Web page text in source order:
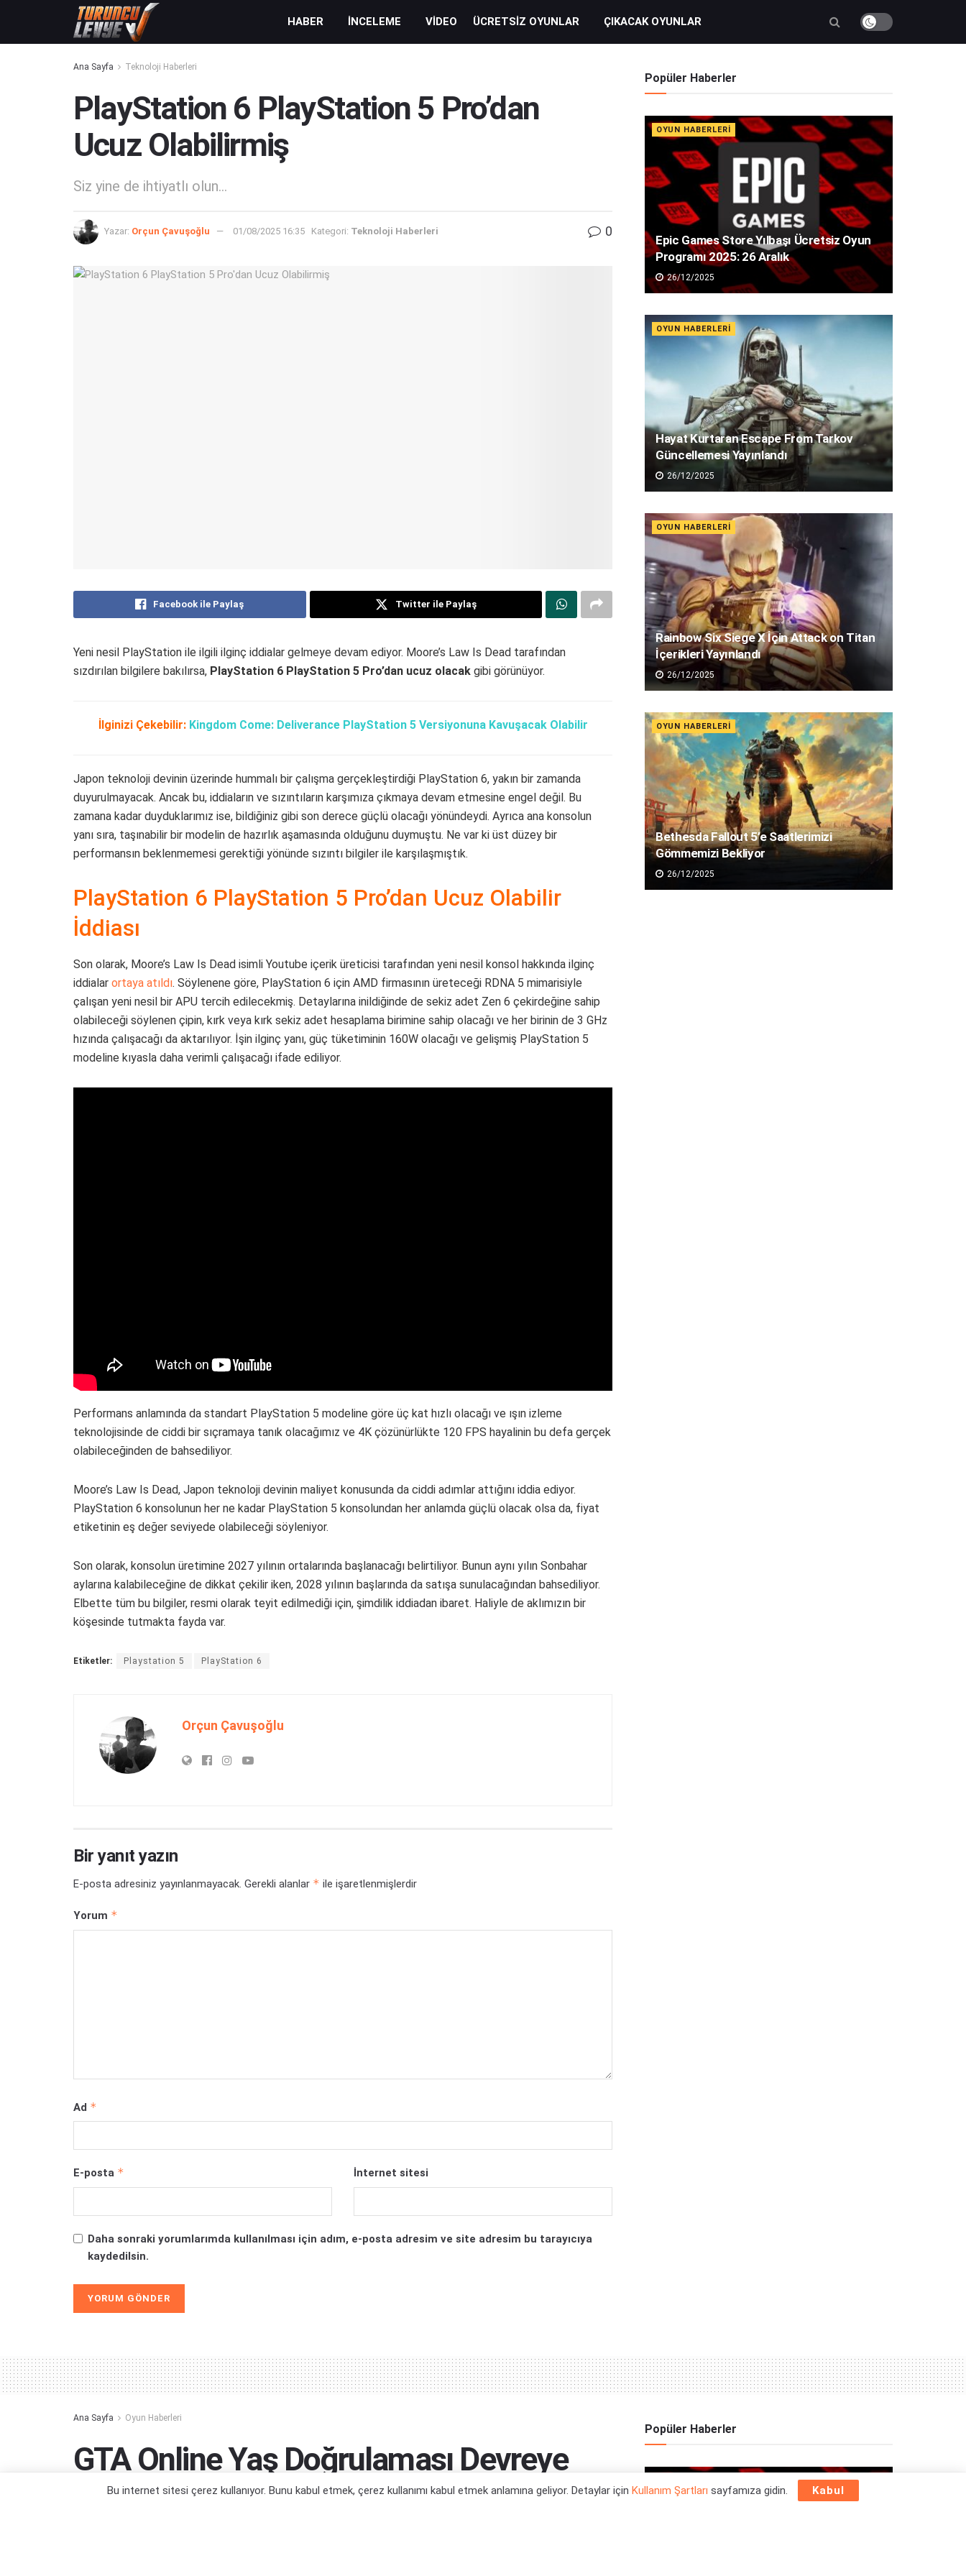
HABER İNCELEME VIDEO ÜCRETSIZ OYUNLAR ÇIKACAK OYUNLAR
Ana Sayfa Teknoloji Haberleri
PlayStation 6 PlayStation 5 Pro’dan
Ucuz Olabilirmiş
Siz yine de ihtiyatlı olun...
Yazar: Orçun Çavuşoğlu 01/08/2025 16:35 Kategori: Teknoloji Haberleri 0
Facebook ile Paylaş Twitter ile Paylaş
Yeni nesil PlayStation ile ilgili ilginç iddialar gelmeye devam ediyor. Moore’s Law Is Dead tarafından
sızdırılan bilgilere bakılırsa, PlayStation 6 PlayStation 5 Pro’dan ucuz olacak gibi görünüyor.
İlginizi Çekebilir: Kingdom Come: Deliverance PlayStation 5 Versiyonuna Kavuşacak Olabilir
Japon teknoloji devinin üzerinde hummalı bir çalışma gerçekleştirdiği PlayStation 6, yakın bir zamanda
duyurulmayacak. Ancak bu, iddiaların ve sızıntıların karşımıza çıkmaya devam etmesine engel değil. Bu
zamana kadar duyduklarımız ise, bildiğiniz gibi son derece güçlü olacağı yönündeydi. Ayrıca ana konsolun
yanı sıra, taşınabilir bir modelin de hazırlık aşamasında olduğunu duymuştu. Ne var ki üst düzey bir
performansın beklenmemesi gerektiği yönünde sızıntı bilgiler ile karşılaşmıştık.
PlayStation 6 PlayStation 5 Pro’dan Ucuz Olabilir
İddiası
Son olarak, Moore’s Law Is Dead isimli Youtube içerik üreticisi tarafından yeni nesil konsol hakkında ilginç
iddialar ortaya atıldı. Söylenene göre, PlayStation 6 için AMD firmasının üreteceği RDNA 5 mimarisiyle
çalışan yeni nesil bir APU tercih edilecekmiş. Detaylarına inildiğinde de sekiz adet Zen 6 çekirdeğine sahip
olabileceği söylenen çipin, kırk veya kırk sekiz adet hesaplama birimine sahip olacağı ve her birinin de 3 GHz
hızında çalışacağı da aktarılıyor. İşin ilginç yanı, güç tüketiminin 160W olacağı ve gelişmiş PlayStation 5
modeline kıyasla daha verimli çalışacağı ifade ediliyor.
Performans anlamında da standart PlayStation 5 modeline göre üç kat hızlı olacağı ve ışın izleme
teknolojisinde de ciddi bir sıçramaya tanık olacağımız ve 4K çözünürlükte 120 FPS hayalinin bu defa gerçek
olabileceğinden de bahsediliyor.
Moore’s Law Is Dead, Japon teknoloji devinin maliyet konusunda da ciddi adımlar attığını iddia ediyor.
PlayStation 6 konsolunun her ne kadar PlayStation 5 konsolundan her anlamda güçlü olacak olsa da, fiyat
etiketinin eş değer seviyede olabileceği söyleniyor.
Son olarak, konsolun üretimine 2027 yılının ortalarında başlanacağı belirtiliyor. Bunun aynı yılın Sonbahar
aylarına kalabileceğine de dikkat çekilir iken, 2028 yılının başlarında da satışa sunulacağından bahsediliyor.
Elbette tüm bu bilgiler, resmi olarak teyit edilmediği için, şimdilik iddiadan ibaret. Haliyle de aklımızın bir
köşesinde tutmakta fayda var.
Etiketler: Playstation 5 PlayStation 6
Orçun Çavuşoğlu
Bir yanıt yazın
E-posta adresiniz yayınlanmayacak. Gerekli alanlar * ile işaretlenmişlerdir
Yorum *
Ad *
E-posta * İnternet sitesi
Daha sonraki yorumlarımda kullanılması için adım, e-posta adresim ve site adresim bu tarayıcıya
kaydedilsin.
Popüler Haberler
OYUN HABERLERI
Epic Games Store Yılbaşı Ücretsiz Oyun
Programı 2025: 26 Aralık
26/12/2025
OYUN HABERLERI
Hayat Kurtaran Escape From Tarkov
Güncellemesi Yayınlandı
26/12/2025
OYUN HABERLERI
Rainbow Six Siege X İçin Attack on Titan
İçerikleri Yayınlandı
26/12/2025
OYUN HABERLERI
Bethesda Fallout 5’e Saatlerimizi
Gömmemizi Bekliyor
26/12/2025
Ana Sayfa Oyun Haberleri
GTA Online Yaş Doğrulaması Devreye
Sokuluyor
Popüler Haberler
Bu internet sitesi çerez kullanıyor. Bunu kabul etmek, çerez kullanımı kabul etmek anlamına geliyor. Detaylar için Kullanım Şartları sayfamıza gidin. Kabul